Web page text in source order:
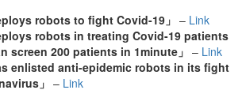
robots to fight Covid-19」 – Link
robots in treating Covid-19 patients
screen 200 patients in 1minute」 – Link
enlisted anti-epidemic robots in its fight
」 – Link